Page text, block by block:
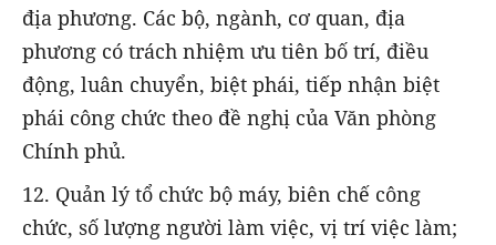
địa phương. Các bộ, ngành, cơ quan, địa
phương có trách nhiệm ưu tiên bố trí, điều
động, luân chuyển, biệt phái, tiếp nhận biệt
phái công chức theo đề nghị của Văn phòng
Chính phủ.
12. Quản lý tổ chức bộ máy, biên chế công
chức, số lượng người làm việc, vị trí việc làm;